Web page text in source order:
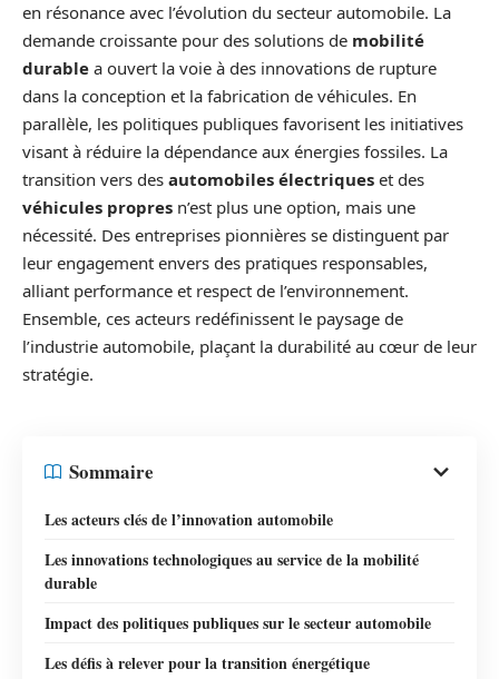
en résonance avec l’évolution du secteur automobile. La
demande croissante pour des solutions de mobilité
durable a ouvert la voie à des innovations de rupture
dans la conception et la fabrication de véhicules. En
parallèle, les politiques publiques favorisent les initiatives
visant à réduire la dépendance aux énergies fossiles. La
transition vers des automobiles électriques et des
véhicules propres n’est plus une option, mais une
nécessité. Des entreprises pionnières se distinguent par
leur engagement envers des pratiques responsables,
alliant performance et respect de l’environnement.
Ensemble, ces acteurs redéfinissent le paysage de
l’industrie automobile, plaçant la durabilité au cœur de leur
stratégie.
Sommaire
Les acteurs clés de l’innovation automobile
Les innovations technologiques au service de la mobilité
durable
Impact des politiques publiques sur le secteur automobile
Les défis à relever pour la transition énergétique